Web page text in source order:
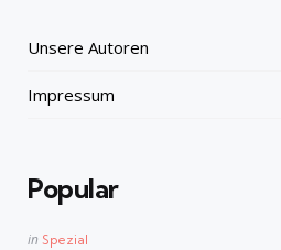
Unsere Autoren
Impressum
Popular
Posted
in Spezial